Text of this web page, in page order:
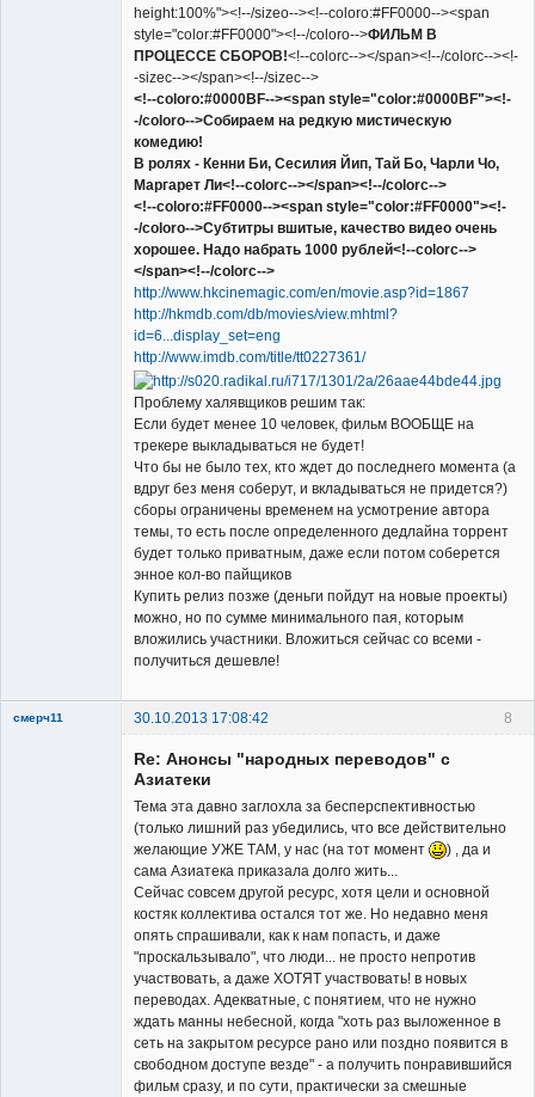
height:100%"><!--/sizeo--><!--coloro:#FF0000--><span
style="color:#FF0000"><!--/coloro-->ФИЛЬМ В
ПРОЦЕССЕ СБОРОВ!<!--colorc--></span><!--/colorc--><!-
-sizec--></span><!--/sizec-->
<!--coloro:#0000BF--><span style="color:#0000BF"><!-
-/coloro-->Собираем на редкую мистическую
комедию!
В ролях - Кенни Би, Сесилия Йип, Тай Бо, Чарли Чо,
Маргарет Ли<!--colorc--></span><!--/colorc-->
<!--coloro:#FF0000--><span style="color:#FF0000"><!-
-/coloro-->Субтитры вшитые, качество видео очень
хорошее. Надо набрать 1000 рублей<!--colorc-->
</span><!--/colorc-->
http://www.hkcinemagic.com/en/movie.asp?id=1867
http://hkmdb.com/db/movies/view.mhtml?
id=6...display_set=eng
http://www.imdb.com/title/tt0227361/
Проблему халявщиков решим так:
Если будет менее 10 человек, фильм ВООБЩЕ на
трекере выкладываться не будет!
Что бы не было тех, кто ждет до последнего момента (а
вдруг без меня соберут, и вкладываться не придется?)
сборы ограничены временем на усмотрение автора
темы, то есть после определенного дедлайна торрент
будет только приватным, даже если потом соберется
энное кол-во пайщиков
Купить релиз позже (деньги пойдут на новые проекты)
можно, но по сумме минимального пая, которым
вложились участники. Вложиться сейчас со всеми -
получиться дешевле!
8
смерч11
30.10.2013 17:08:42
Re: Анонсы "народных переводов" с
Азиатеки
Тема эта давно заглохла за бесперспективностью
(только лишний раз убедились, что все действительно
желающие УЖЕ ТАМ, у нас (на тот момент
) , да и
сама Азиатека приказала долго жить...
Сейчас совсем другой ресурс, хотя цели и основной
костяк коллектива остался тот же. Но недавно меня
опять спрашивали, как к нам попасть, и даже
"проскальзывало", что люди... не просто непротив
участвовать, а даже ХОТЯТ участвовать! в новых
переводах. Адекватные, с понятием, что не нужно
ждать манны небесной, когда "хоть раз выложенное в
сеть на закрытом ресурсе рано или поздно появится в
свободном доступе везде" - а получить понравившийся
фильм сразу, и по сути, практически за смешные